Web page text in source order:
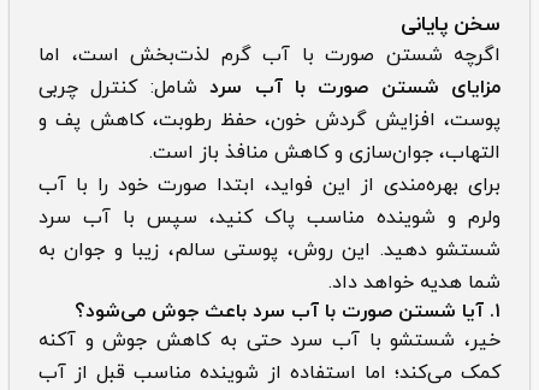
سخن پایانی
اگرچه شستن صورت با آب گرم لذت‌بخش است، اما
مزایای شستن صورت با آب سردشامل: کنترل چربی
پوست، افزایش گردش خون، حفظ رطوبت، کاهش پف و
التهاب، جوان‌سازی و کاهش منافذ باز است.
برای بهره‌مندی از این فواید، ابتدا صورت خود را با آب
ولرم و شوینده مناسب پاک کنید، سپس با آب سرد
شستشو دهید. این روش، پوستی سالم، زیبا و جوان به
شما هدیه خواهد داد.
۱. آیا شستن صورت با آب سرد باعث جوش می‌شود؟
خیر، شستشو با آب سرد حتی به کاهش جوش و آکنه
کمک می‌کند؛ اما استفاده از شوینده مناسب قبل از آب